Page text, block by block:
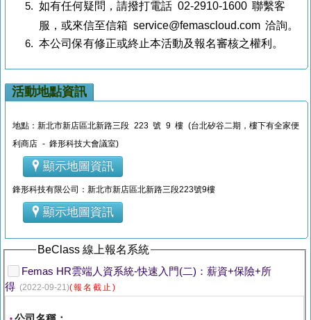
如有任何疑問，請撥打電話 02-2910-1600 聯繫客
服，或來信至信箱 service@femascloud.com 洽詢。
本公司保有修正或終止本活動及報名審核之權利。
活動地點資訊
地點：新北市新店區北新路三段 223 號 9 樓 (台北矽谷二期，樓下有全家便
利商店 - 鋒形科技大會議室)
顯示地圖資訊
鋒形科技有限公司：新北市新店區北新路三段223號9樓
顯示地圖資訊
BeClass 線上報名系統
Femas HR雲端人資系統-快速入門(二)：薪資+保險+所
得 (2022-09-21)(報名截止)